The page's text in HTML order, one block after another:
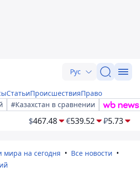
Рус
СтатьиПроисшествияПраво
#Казахстан в сравнении
$467.48 €539.52 ₽5.73
мира на сегодня
Все новости